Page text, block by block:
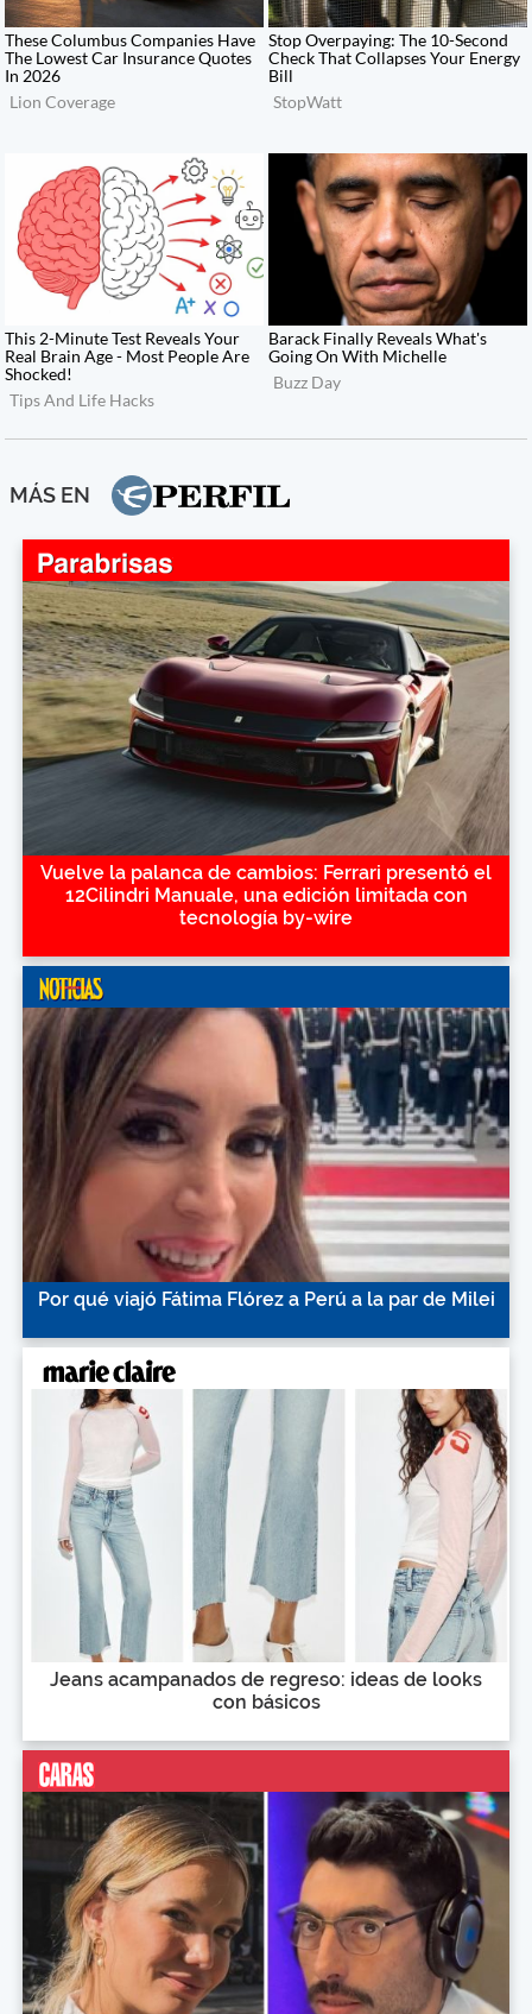
MÁS EN
Vuelve la palanca de cambios: Ferrari presentó el
12Cilindri Manuale, una edición limitada con
tecnología by-wire
Por qué viajó Fátima Flórez a Perú a la par de Milei
Jeans acampanados de regreso: ideas de looks
con básicos